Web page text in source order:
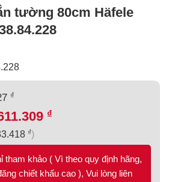
tường 80cm Häfele
₫
₫
₫)
tham khảo ( Vì theo quy định hãng,
chiết khấu cao ), Vui lòng liên